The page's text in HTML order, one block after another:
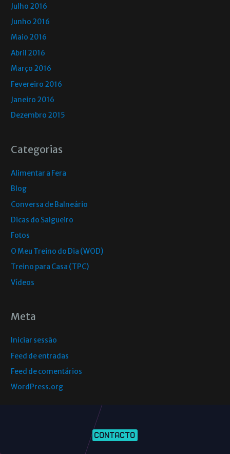
Julho 2016
Junho 2016
Maio 2016
Abril 2016
Março 2016
Fevereiro 2016
Janeiro 2016
Dezembro 2015
Categorias
Alimentar a Fera
Blog
Conversa de Balneário
Dicas do Salgueiro
Fotos
O Meu Treino do Dia (WOD)
Treino para Casa (TPC)
Vídeos
Meta
Iniciar sessão
Feed de entradas
Feed de comentários
WordPress.org
CONTACTO